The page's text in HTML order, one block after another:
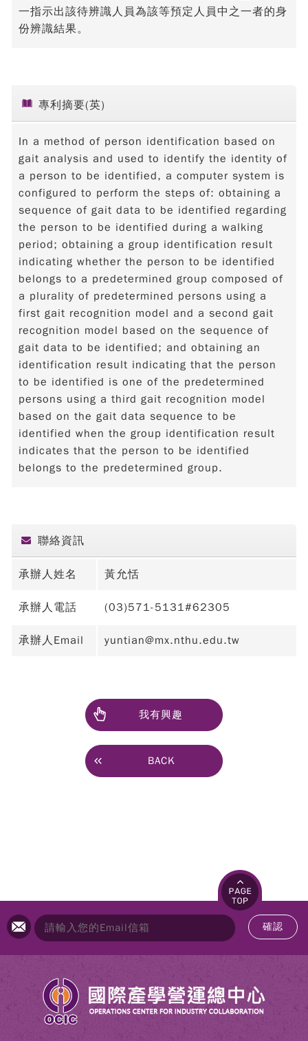
一指示出該待辨識人員為該等預定人員中之一者的身
份辨識結果。
專利摘要(英)
In a method of person identification based on
gait analysis and used to identify the identity of
a person to be identified, a computer system is
configured to perform the steps of: obtaining a
sequence of gait data to be identified regarding
the person to be identified during a walking
period; obtaining a group identification result
indicating whether the person to be identified
belongs to a predetermined group composed of
a plurality of predetermined persons using a
first gait recognition model and a second gait
recognition model based on the sequence of
gait data to be identified; and obtaining an
identification result indicating that the person
to be identified is one of the predetermined
persons using a third gait recognition model
based on the gait data sequence to be
identified when the group identification result
indicates that the person to be identified
belongs to the predetermined group.
聯絡資訊
承辦人姓名 黃允恬
承辦人電話 (03)571-5131#62305
承辦人Email yuntian@mx.nthu.edu.tw
我有興趣
BACK
確認